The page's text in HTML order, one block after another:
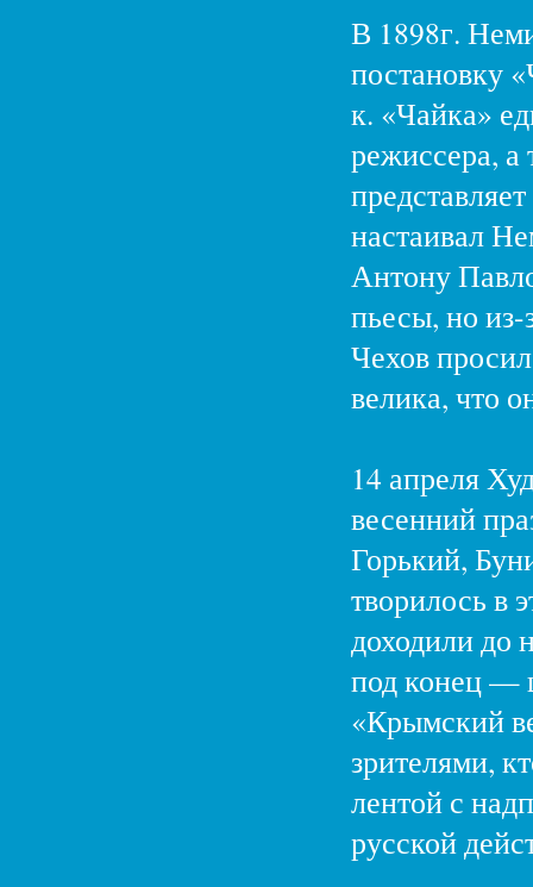
В 1898г.
постановку
к. «Чайка»
режиссера,
настаивал
Антону
пьесы, но из-
Чехов
велика, что
14 апреля
весенний
Горький,
творилось в
доходили до
под конец —
«Крымский
зрителями,
лентой с
русской